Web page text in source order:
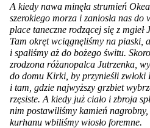
A kiedy nawa minęła strumień
szerokiego morza i zaniosła nas do
place taneczne rodzącej się z
Tam okręt wciągnęliśmy na piaski,
i spaliśmy aż do bożego świtu.
zrodzona różanopalca Jutrzenka,
do domu Kirki, by przynieśli
i tam, gdzie najwyższy grzbiet
rzęsiste. A kiedy już ciało i zbroja
nim postawiliśmy kamień nagrobny,
kurhanu wbiliśmy wiosło foremne.